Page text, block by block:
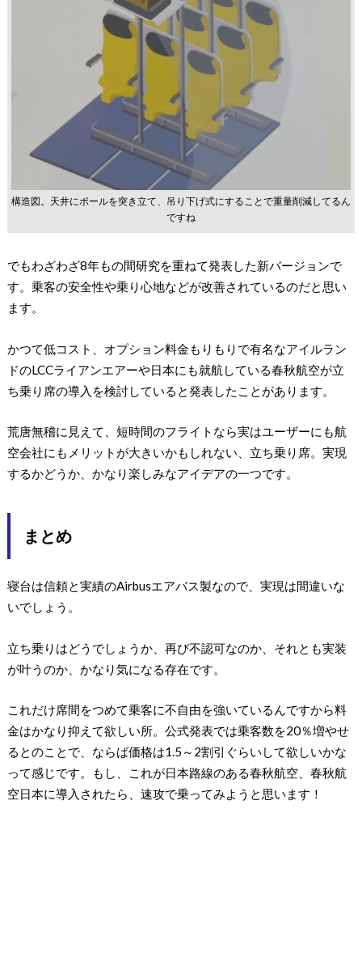
構造図。天井にポールを突き立て、吊り下げ式にすることで重量削減してるん
ですね
でもわざわざ8年もの間研究を重ねて発表した新バージョンで
す。乗客の安全性や乗り心地などが改善されているのだと思い
ます。
かつて低コスト、オプション料金もりもりで有名なアイルラン
ドのLCCライアンエアーや日本にも就航している春秋航空が立
ち乗り席の導入を検討していると発表したことがあります。
荒唐無稽に見えて、短時間のフライトなら実はユーザーにも航
空会社にもメリットが大きいかもしれない、立ち乗り席。実現
するかどうか、かなり楽しみなアイデアの一つです。
まとめ
寝台は信頼と実績のAirbusエアバス製なので、実現は間違いな
いでしょう。
立ち乗りはどうでしょうか、再び不認可なのか、それとも実装
が叶うのか、かなり気になる存在です。
これだけ席間をつめて乗客に不自由を強いているんですから料
金はかなり抑えて欲しい所。公式発表では乗客数を20％増やせ
るとのことで、ならば価格は1.5～2割引ぐらいして欲しいかな
って感じです。もし、これが日本路線のある春秋航空、春秋航
空日本に導入されたら、速攻で乗ってみようと思います！